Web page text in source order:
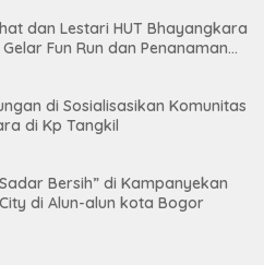
dan Lestari HUT Bhayangkara
Fun Run dan Penanaman
di Sosialisasikan Komunitas
di Kp Tangkil
Bersih” di Kampanyekan
di Alun-alun kota Bogor